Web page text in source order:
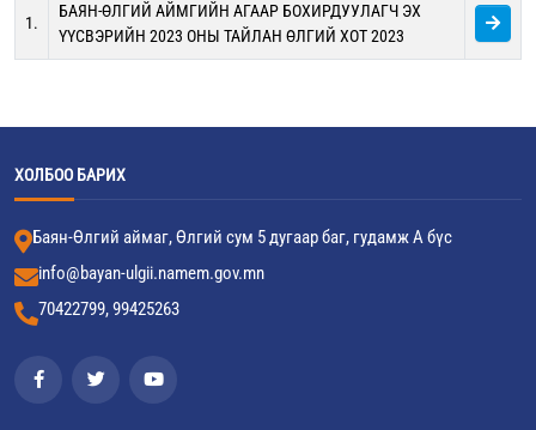
1.
БАЯН-ӨЛГИЙ АЙМГИЙН АГААР БОХИРДУУЛАГЧ ЭХ
ҮҮСВЭРИЙН 2023 ОНЫ ТАЙЛАН ӨЛГИЙ ХОТ 2023
ХОЛБОО БАРИХ
Баян-Өлгий аймаг, Өлгий сум 5 дугаар баг, гудамж А бүс
info@bayan-ulgii.namem.gov.mn
70422799, 99425263